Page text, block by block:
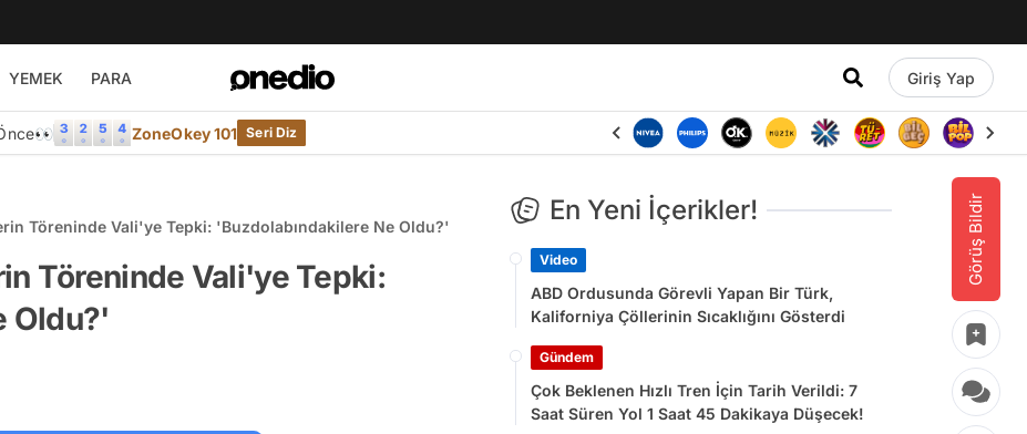
YEMEK PARA Giriş Yap
ZoneOkey 101 Seri Diz
Görüş Bildir
Töreninde Vali'ye Tepki: 'Buzdolabındakilere Ne Oldu?'
Töreninde Vali'ye Tepki:
Oldu?'
En Yeni İçerikler!
Video
ABD Ordusunda Görevli Yapan Bir Türk,
Kaliforniya Çöllerinin Sıcaklığını Gösterdi
Gündem
Çok Beklenen Hızlı Tren İçin Tarih Verildi: 7
Saat Süren Yol 1 Saat 45 Dakikaya Düşecek!